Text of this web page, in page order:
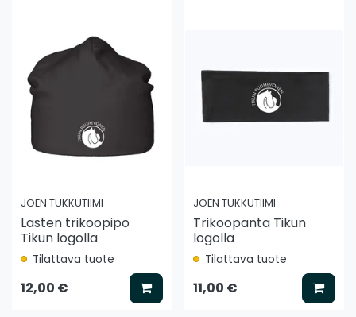
JOEN TUKKUTIIMI
Lasten trikoopipo
Tikun logolla
Tilattava tuote
12,00 € Lisää koriin
JOEN TUKKUTIIMI
Trikoopanta Tikun
logolla
Tilattava tuote
11,00 €